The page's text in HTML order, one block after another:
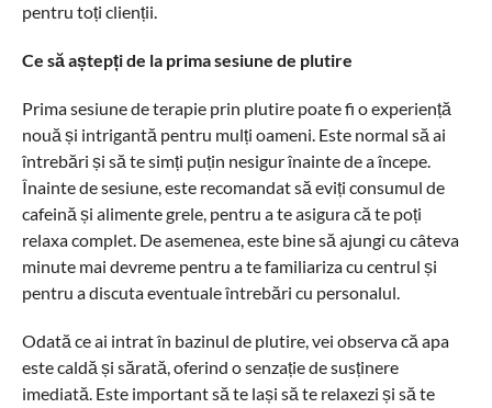
pentru toți clienții.
Ce să aștepți de la prima sesiune de plutire
Prima sesiune de terapie prin plutire poate fi o experiență
nouă și intrigantă pentru mulți oameni. Este normal să ai
întrebări și să te simți puțin nesigur înainte de a începe.
Înainte de sesiune, este recomandat să eviți consumul de
cafeină și alimente grele, pentru a te asigura că te poți
relaxa complet. De asemenea, este bine să ajungi cu câteva
minute mai devreme pentru a te familiariza cu centrul și
pentru a discuta eventuale întrebări cu personalul.
Odată ce ai intrat în bazinul de plutire, vei observa că apa
este caldă și sărată, oferind o senzație de susținere
imediată. Este important să te lași să te relaxezi și să te